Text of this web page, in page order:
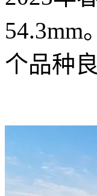
54.3mm
个品种